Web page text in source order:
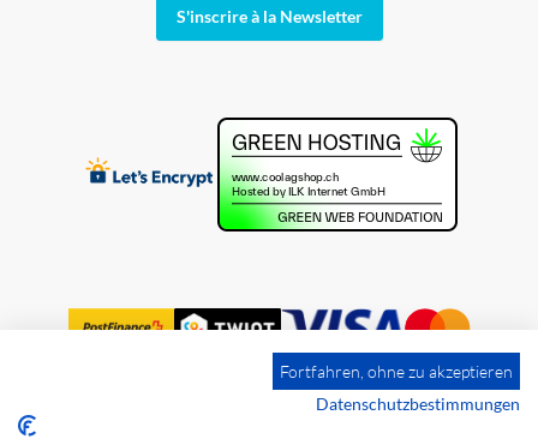
S'inscrire à la Newsletter
Fortfahren, ohne zu akzeptieren
Datenschutzbestimmungen